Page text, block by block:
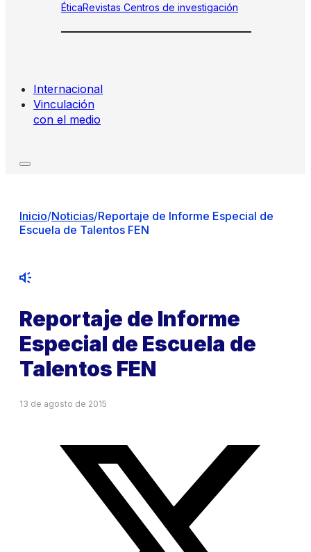
ÉticaRevistas Centros de investigación
Internacional
Vinculación
con el medio
Inicio/Noticias/Reportaje de Informe Especial de
Escuela de Talentos FEN
Reportaje de Informe
Especial de Escuela de
Talentos FEN
13 de agosto de 2015